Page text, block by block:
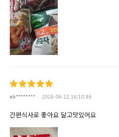
eh******** 2026-06-22 16:10:49
간편식사로 좋아요 달고맛있어요